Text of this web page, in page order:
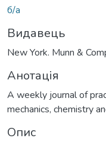
б/а
Видавець
New York. Munn &
Анотація
A weekly journal of
mechanics, chemistry
Опис